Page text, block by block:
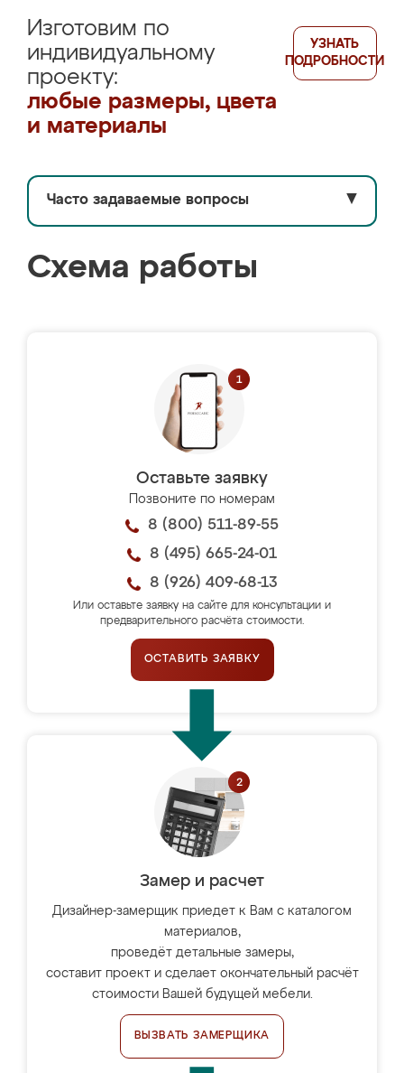
Изготовим по
индивидуальному
проекту:
любые размеры, цвета
и материалы
УЗНАТЬ
ПОДРОБНОСТИ
Часто задаваемые вопросы ▼
Схема работы
Оставьте заявку
Позвоните по номерам
8 (800) 511-89-55
8 (495) 665-24-01
8 (926) 409-68-13
Или оставьте заявку на сайте для консультации и
предварительного расчёта стоимости.
ОСТАВИТЬ ЗАЯВКУ
Замер и расчет
Дизайнер-замерщик приедет к Вам с каталогом
материалов,
проведёт детальные замеры,
составит проект и сделает окончательный расчёт
стоимости Вашей будущей мебели.
ВЫЗВАТЬ ЗАМЕРЩИКА